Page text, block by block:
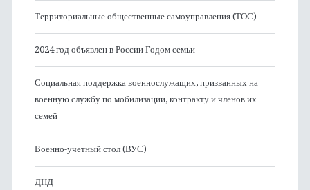
Территориальные общественные самоуправления (ТОС)
2024 год объявлен в России Годом семьи
Социальная поддержка военнослужащих, призванных на
военную службу по мобилизации, контракту и членов их
семей
Военно-учетный стол (ВУС)
ДНД